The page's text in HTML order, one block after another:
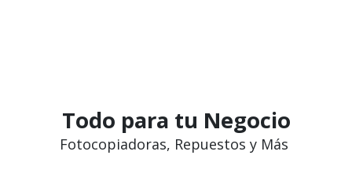
Todo para tu Negocio
Fotocopiadoras, Repuestos y Más